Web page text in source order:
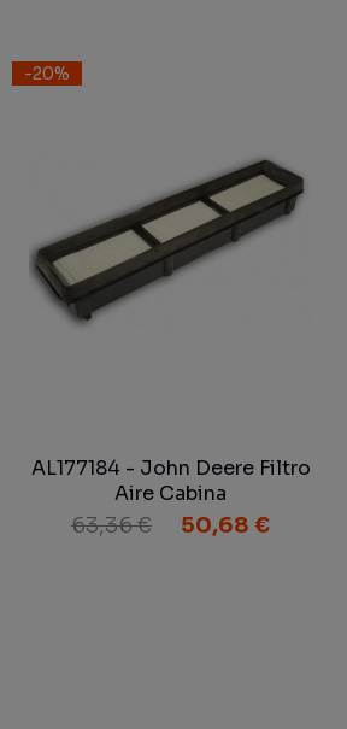
-20%
AL177184 - John Deere Filtro
Aire Cabina
63,36 € 50,68 €